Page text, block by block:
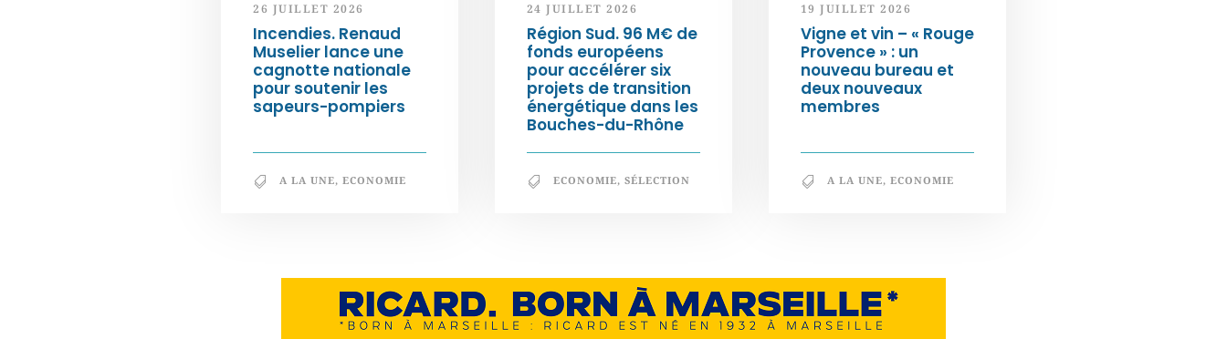
26 JUILLET 2026
Incendies. Renaud
Muselier lance une
cagnotte nationale
pour soutenir les
sapeurs-pompiers
A LA UNE, ECONOMIE
24 JUILLET 2026
Région Sud. 96 M€ de
fonds européens
pour accélérer six
projets de transition
énergétique dans les
Bouches-du-Rhône
ECONOMIE, SÉLECTION
19 JUILLET 2026
Vigne et vin – « Rouge
Provence » : un
nouveau bureau et
deux nouveaux
membres
A LA UNE, ECONOMIE